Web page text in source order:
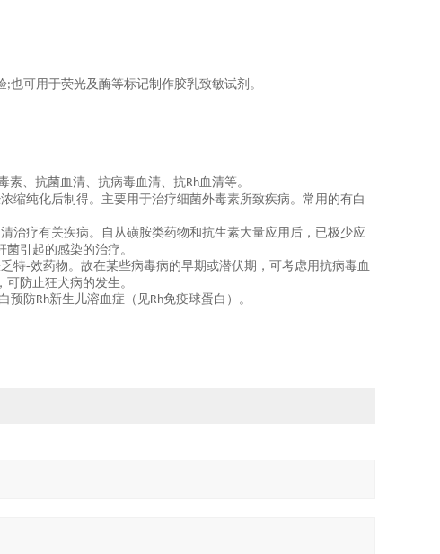
;也可用于荧光及酶等标记制作胶乳致敏试剂。
素、抗菌血清、抗病毒血清、抗Rh血清等。
缩纯化后制得。主要用于治疗细菌外毒素所致疾病。常用的有白
治疗有关疾病。自从磺胺类药物和抗生素大量应用后，已极少应
引起的感染的治疗。
特-效药物。故在某些病毒病的早期或潜伏期，可考虑用抗病毒血
防止狂犬病的发生。
预防Rh新生儿溶血症（见Rh免疫球蛋白）。